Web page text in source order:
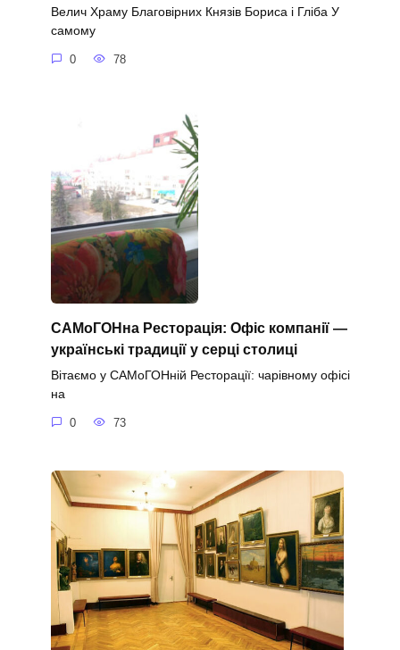
Велич Храму Благовірних Князів Бориса і Гліба У
самому
0 78
САМоГОНна Ресторація: Офіс компанії —
українські традиції у серці столиці
Вітаємо у САМоГОНній Ресторації: чарівному офісі
на
0 73